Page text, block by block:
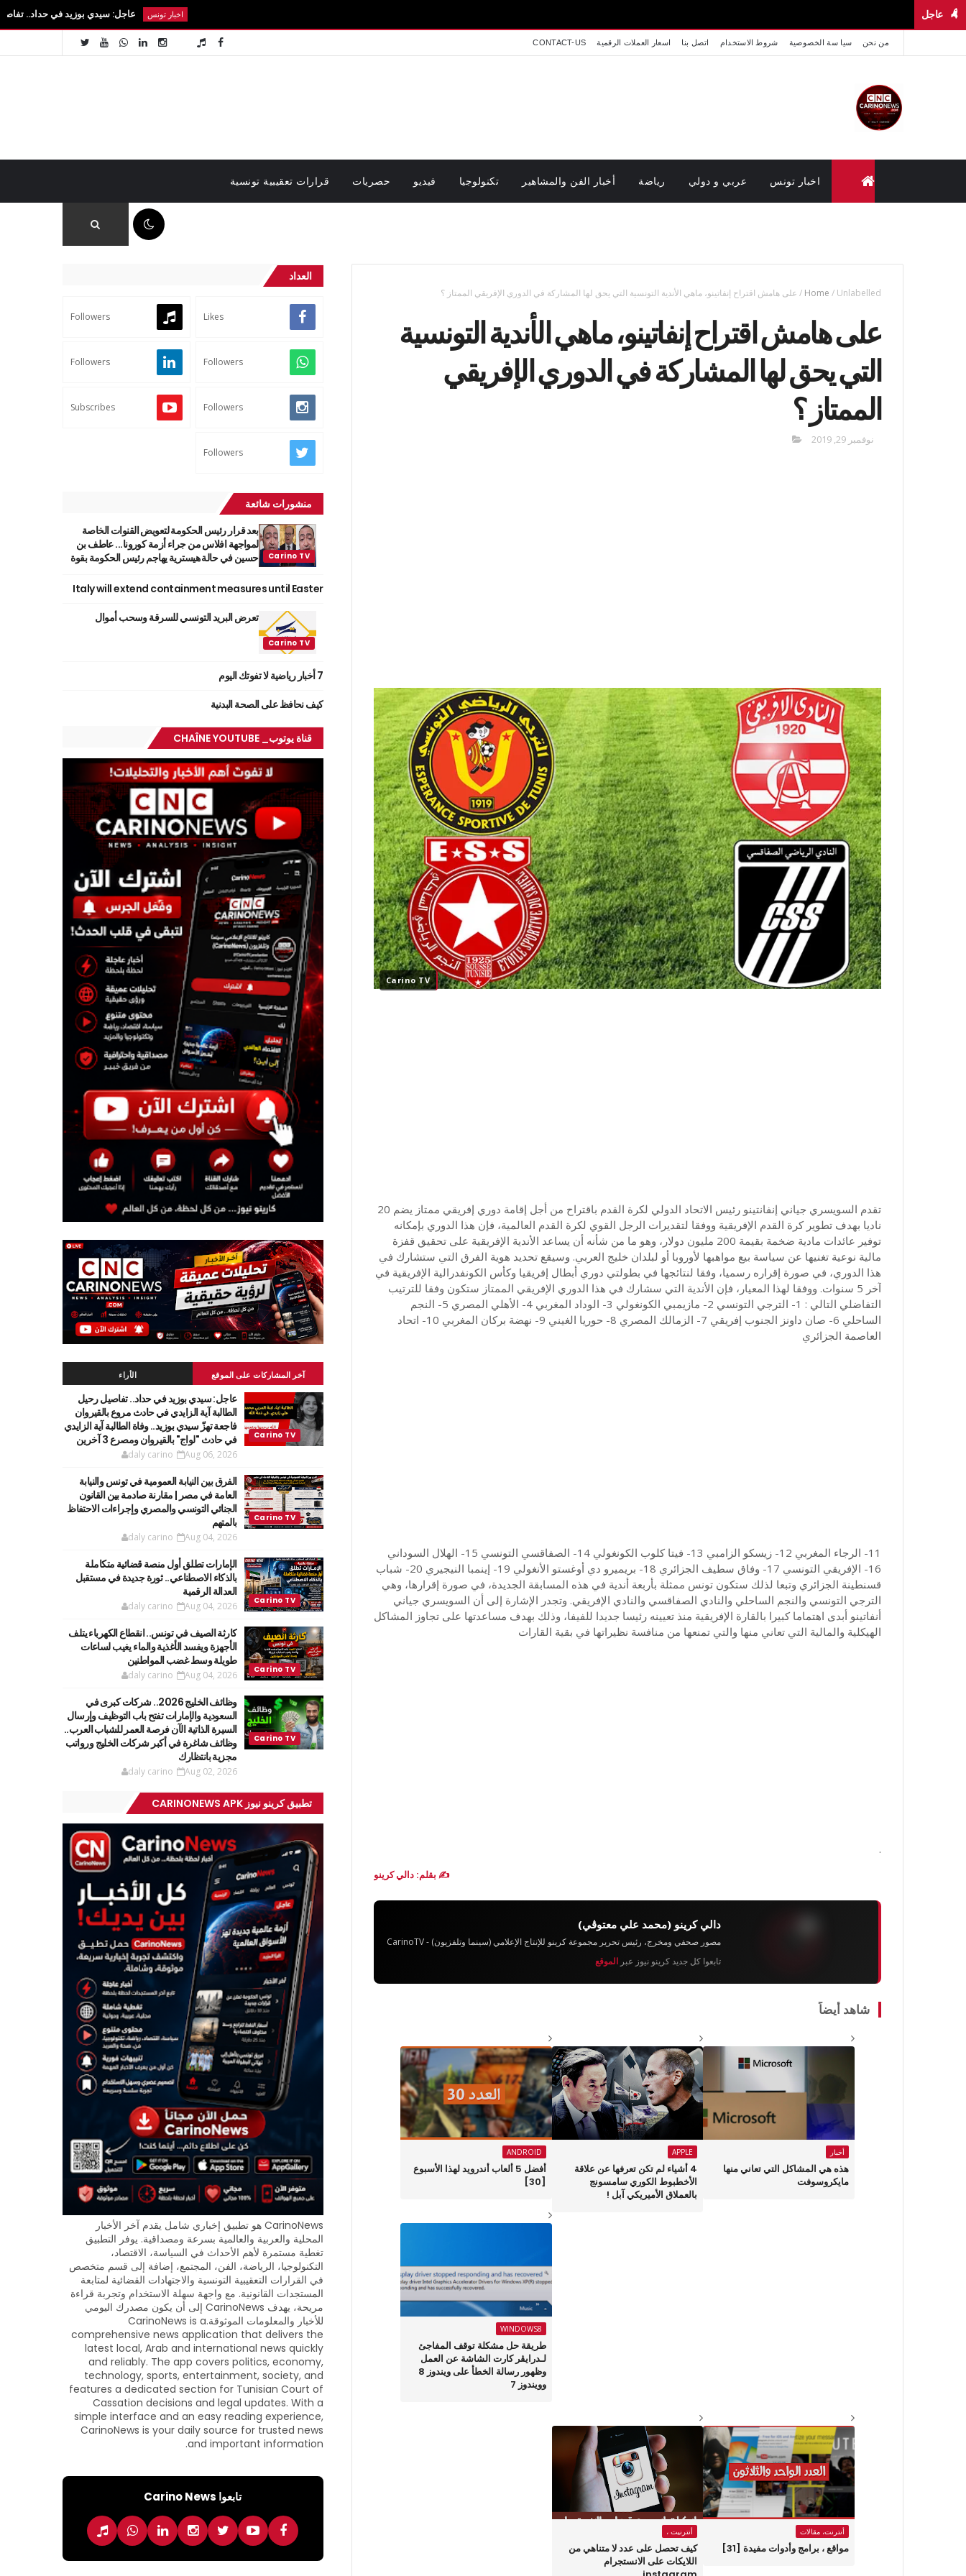
عاجل عاجل: سيدي بوزيد في حداد.. تفاصيل رحيل
من نحن سيا سة الخصوصية شروط الاستخدام اتصل بنا اسعار العملات الرقمية CONTACT-US
اخبار تونس عربي و دولي رياضة أخبار الفن والمشاهير تكنولوجيا فيديو حصريات قرارات تعقيبية تونسية
Home / Unlabelled
/ على هامش اقتراح إنفاتينو، ماهي الأندية التونسية التي يحق لها المشاركة في الدوري الإفريقي الممتاز ؟
على هامش اقتراح إنفاتينو، ماهي الأندية التونسية
التي يحق لها المشاركة في الدوري الإفريقي
الممتاز ؟
نوفمبر 29, 2019
Carino TV
تقدم السويسري جياني إنفانتينو رئيس الاتحاد الدولي لكرة القدم باقتراح من أجل إقامة دوري إفريقي ممتاز يضم 20
ناديا بهدف تطوير كرة القدم الإفريقية ووفقا لتقديرات الرجل القوي لكرة القدم العالمية، فإن هذا الدوري بإمكانه
توفير عائدات مادية ضخمة بقيمة 200 مليون دولار، وهو ما من شأنه أن يساعد الأندية الإفريقية على تحقيق قفزة
مالية نوعية تغنيها عن سياسة بيع مواهبها لأوروبا أو لبلدان خليج العربي. وسيقع تحديد هوية الفرق التي ستشارك في
هذا الدوري، في صورة إقراره رسميا، وفقا لنتائجها في بطولتي دوري أبطال إفريقيا وكأس الكونفدرالية الإفريقية في
آخر 5 سنوات. ووفقا لهذا المعيار، فإن الأندية التي سشارك في هذا الدوري الإفريقي الممتاز ستكون وفقا للترتيب
التفاضلي التالي : 1- الترجي التونسي 2- مازيمبي الكونغولي 3- الوداد المغربي 4- الأهلي المصري 5- النجم
الساحلي 6- صان داونز الجنوب إفريقي 7- الزمالك المصري 8- حوريا الغيني 9- نهضة بركان المغربي 10- اتحاد
العاصمة الجزائري
11- الرجاء المغربي 12- زيسكو الزامبي 13- فيتا كلوب الكونغولي 14- الصفاقسي التونسي 15- الهلال السوداني
16- الإفريقي التونسي 17- وفاق سطيف الجزائري 18- بريميرو دي أوغستو الأنغولي 19- إينمبا النيجيري 20- شباب
قسنطينة الجزائري وتبعا لذلك ستكون تونس ممثلة بأربعة أندية في هذه المسابقة الجديدة، في صورة إقرارها، وهي
الترجي التونسي والنجم الساحلي والنادي الصفاقسي والنادي الإفريقي. وتجدر الإشارة إلى أن السويسري جياني
أنفاتينو أبدى اهتماما كبيرا بالقارة الإفريقية منذ تعيينه رئيسا جديدا للفيفا، وذلك بهدف مساعدتها على تجاوز المشاكل
الهيكلية والمالية التي تعاني منها والتي تمنعها من منافسة نظيراتها في بقية القارات
.
✍️ بقلم: دالي كرينو
دالي كرينو (محمد علي معتوڨي)
مصور صحفي ومخرج، رئيس تحرير مجموعة كرينو للإنتاج الإعلامي (سينما وتلفزيون) - CarinoTV
تابعوا كل جديد كرينو نيوز عبرالموقع
شاهد أيضاً
أخبار
هذه هي المشاكل التي تعاني منها
مايكروسوفت
APPLE
4 أشياء لم تكن تعرفها عن علاقة
الأخطبوط الكوري سامسونج
بالعملاق الأميريكي آبل !
ANDROID
أفضل 5 ألعاب أندرويد لهذا الأسبوع
[30]
WINDOWS8
طريقة حل مشكلة توقف المفاجئ
لـدرايڤر كارت الشاشة عن العمل
وظهور رسالة الخطأ على ويندوز 8
وويندوز 7
أنترنت، مقالات
مواقع ، برامج وأدوات مفيدة [31]
أنترنيت ،
كيف تحصل على عدد لا متناهي من
اللايكات على الانستجرام
العداد
Likes
Followers
Followers
Followers
Followers
Subscribes
Followers
منشورات شائعة
بعد قرار رئيس الحكومة لتعويض القنوات الخاصة
لمواجهة افلاس من جراء أزمة كورونا... عاطف بن
حسين في حالة هيسترية يهاجم رئيس الحكومة بقوة
Italy will extend containment measures until Easter
تعرض البريد التونسي للسرقة وسحب أموال
7 أخبار رياضية لا تفوتك اليوم
كيف نحافظ على الصحة البدنية
قناة يوتوب_ CHAÎNE YOUTUBE
آخر المشاركات على الموقع الأراء
عاجل: سيدي بوزيد في حداد.. تفاصيل رحيل
الطالبة آية الزايدي في حادث مروع بالقيروان
فاجعة تهزّ سيدي بوزيد.. وفاة الطالبة آية الزايدي
في حادث "لواج" بالقيروان ومصرع 3 آخرين
daly carino Aug 06, 2026
الفرق بين النيابة العمومية في تونس والنيابة
العامة في مصر | مقارنة صادمة بين القانون
الجنائي التونسي والمصري وإجراءات الاحتفاظ
بالمتهم
daly carino Aug 04, 2026
الإمارات تطلق أول منصة قضائية متكاملة
بالذكاء الاصطناعي.. ثورة جديدة في مستقبل
العدالة الرقمية
daly carino Aug 04, 2026
كارثة الصيف في تونس.. انقطاع الكهرباء يتلف
الأجهزة ويفسد الأغذية والماء يغيب لساعات
طويلة وسط غضب المواطنين
daly carino Aug 04, 2026
وظائف الخليج 2026.. شركات كبرى في
السعودية والإمارات تفتح باب التوظيف وإرسال
السيرة الذاتية الآن فرصة العمر للشباب العرب..
وظائف شاغرة في أكبر شركات الخليج ورواتب
مجزية بانتظارك
daly carino Aug 02, 2026
تطبيق كرينو نيوز CARINONEWS APK
CarinoNews هو تطبيق إخباري شامل يقدم آخر الأخبار
المحلية والعربية والعالمية بسرعة ومصداقية. يوفر التطبيق
تغطية مستمرة لأهم الأحداث في السياسة، الاقتصاد،
التكنولوجيا، الرياضة، الفن، المجتمع، إضافة إلى قسم متخصص
في القرارات التعقيبية التونسية والاجتهادات القضائية لمتابعة
المستجدات القانونية. مع واجهة سهلة الاستخدام وتجربة قراءة
مريحة، يهدف CarinoNews إلى أن يكون مصدرك اليومي
للأخبار والمعلومات الموثوقة.CarinoNews is a
comprehensive news application that delivers the
latest local, Arab and international news quickly
and reliably. The app covers politics, economy,
technology, sports, entertainment, society, and
features a dedicated section for Tunisian Court of
Cassation decisions and legal updates. With a
simple interface and an easy reading experience,
CarinoNews is your daily source for trusted news
and important information.
تابعوا Carino News